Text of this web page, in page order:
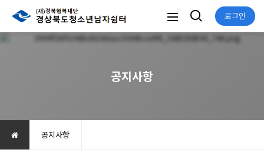
로그인
공지사항
공지사항